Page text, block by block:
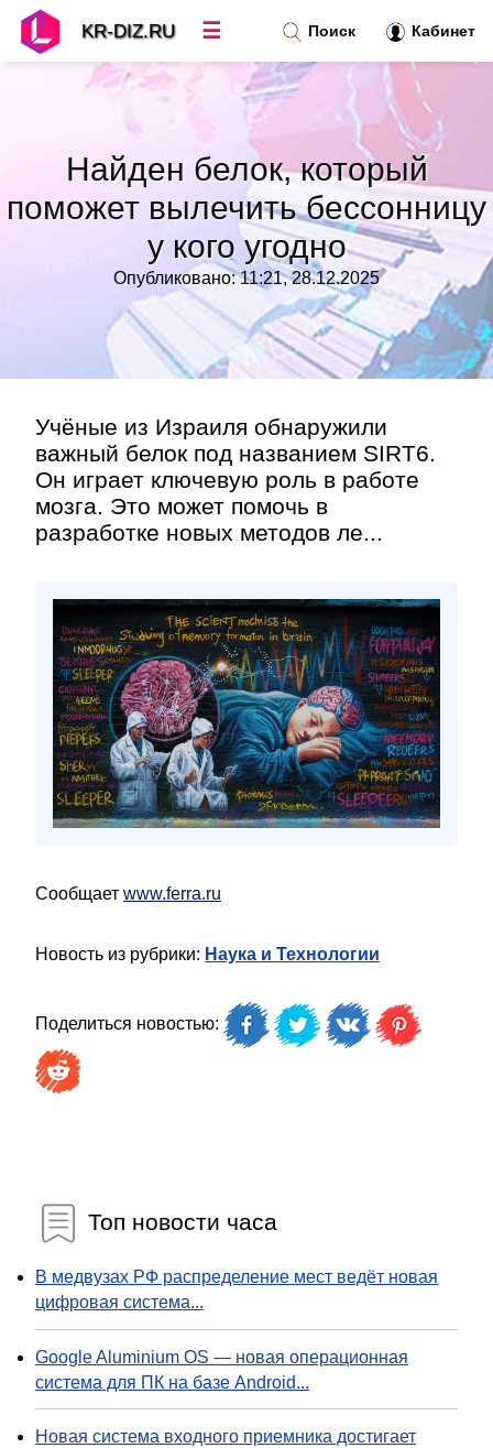
Найден белок, который
поможет вылечить бессонницу
у кого угодно
Опубликовано: 11:21, 28.12.2025
Учёные из Израиля обнаружили
важный белок под названием SIRT6.
Он играет ключевую роль в работе
мозга. Это может помочь в
разработке новых методов ле...
Сообщает www.ferra.ru
Новость из рубрики: Наука и Технологии
Поделиться новостью:
Топ новости часа
В медвузах РФ распределение мест ведёт новая
цифровая система...
Google Aluminium OS — новая операционная
система для ПК на базе Android...
Новая система входного приемника достигает
Поиск Кабинет
KR-DIZ.RU ☰
Топ новостей»
»
Контакт»